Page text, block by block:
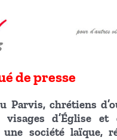
de presse
Parvis, chrétiens
visages d’Église et
une société laïque,